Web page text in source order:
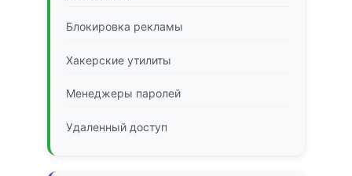
Блокировка рекламы
Хакерские утилиты
Менеджеры паролей
Удаленный доступ